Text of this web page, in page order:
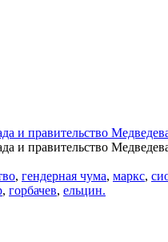
и правительство
и правительство
, гендерная чума, маркс,
, горбачев, ельцин.